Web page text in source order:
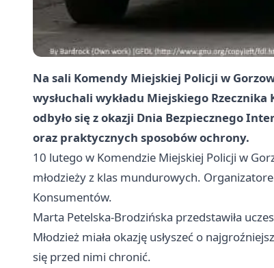
Na sali Komendy Miejskiej Policji w
wysłuchali wykładu Miejskiego
odbyło się z okazji Dnia Bezpiecznego
oraz praktycznych sposobów ochrony.
10 lutego w Komendzie Miejskiej Policji w
młodzieży z klas mundurowych.
Konsumentów.
Marta Petelska-Brodzińska przedstawiła
Młodzież miała okazję usłyszeć o
się przed nimi chronić.